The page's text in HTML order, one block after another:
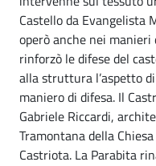
Castello da Evangelista
operò anche nei manieri
rinforzò le difese del
alla struttura l’aspetto
maniero di difesa. Il
Gabriele Riccardi,
Tramontana della
Castriota. La Parabita